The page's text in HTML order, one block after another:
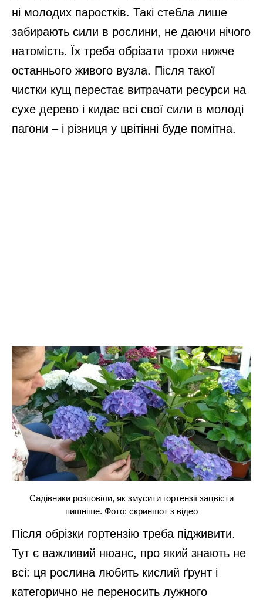
ні молодих паростків. Такі стебла лише
забирають сили в рослини, не даючи нічого
натомість. Їх треба обрізати трохи нижче
останнього живого вузла. Після такої
чистки кущ перестає витрачати ресурси на
сухе дерево і кидає всі свої сили в молоді
пагони – і різниця у цвітінні буде помітна.
Садівники розповіли, як змусити гортензії зацвісти
пишніше. Фото: скриншот з відео
Після обрізки гортензію треба підживити.
Тут є важливий нюанс, про який знають не
всі: ця рослина любить кислий ґрунт і
категорично не переносить лужного